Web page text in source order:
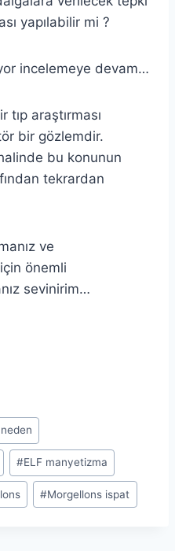
yapılabilir mi ?
incelemeye devam…
tıp araştırması
bir gözlemdir.
bu konunun
tekrardan
ve
önemli
sevinirim…
#ELF manyetizma
#Morgellons ispat